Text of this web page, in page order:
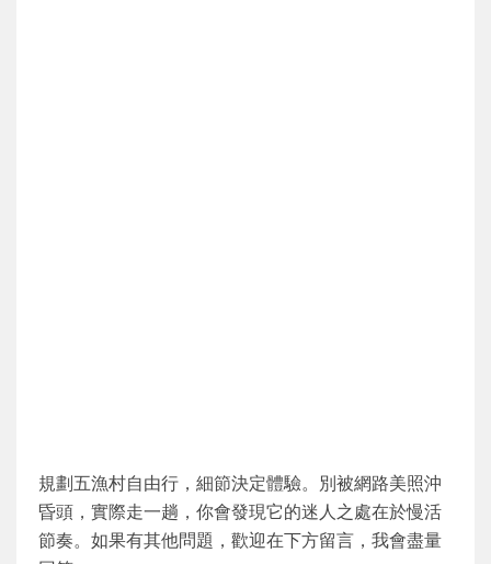
規劃五漁村自由行，細節決定體驗。別被網路美照沖
昏頭，實際走一趟，你會發現它的迷人之處在於慢活
節奏。如果有其他問題，歡迎在下方留言，我會盡量